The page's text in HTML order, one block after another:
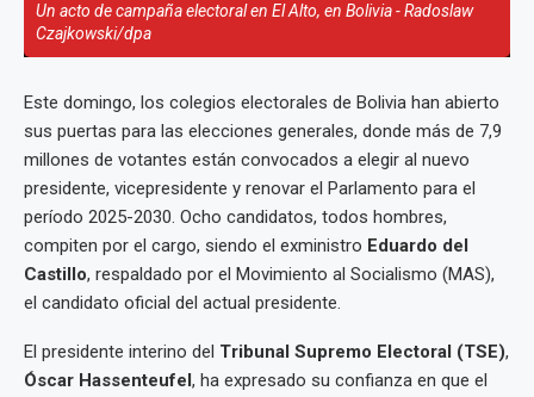
Un acto de campaña electoral en El Alto, en Bolivia - Radoslaw
Czajkowski/dpa
Este domingo, los colegios electorales de Bolivia han abierto
sus puertas para las elecciones generales, donde más de 7,9
millones de votantes están convocados a elegir al nuevo
presidente, vicepresidente y renovar el Parlamento para el
período 2025-2030. Ocho candidatos, todos hombres,
compiten por el cargo, siendo el exministro Eduardo del
Castillo, respaldado por el Movimiento al Socialismo (MAS),
el candidato oficial del actual presidente.
El presidente interino del Tribunal Supremo Electoral (TSE),
Óscar Hassenteufel, ha expresado su confianza en que el